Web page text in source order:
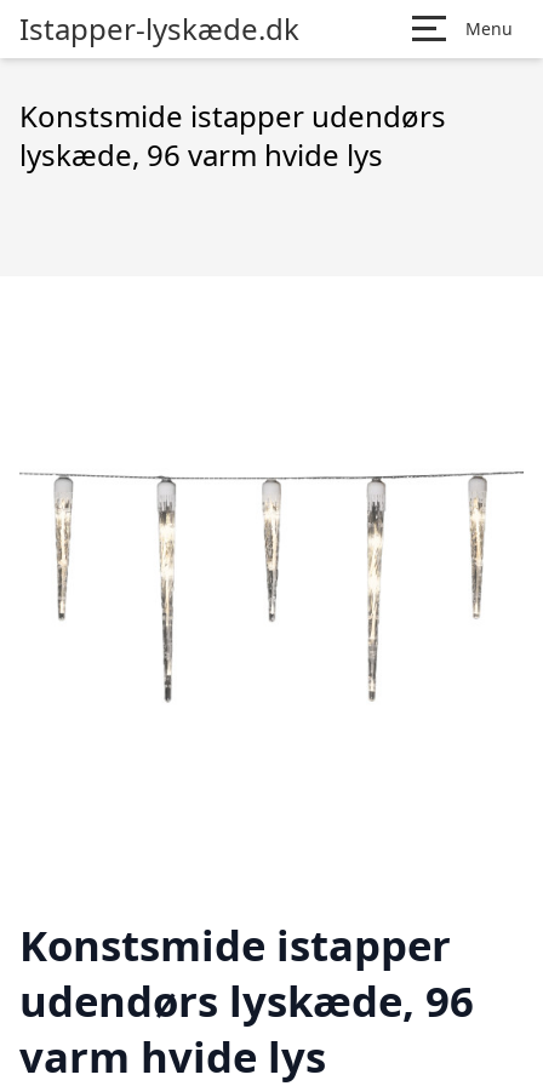
Istapper-lyskæde.dk Menu
Konstsmide istapper udendørs
lyskæde, 96 varm hvide lys
Konstsmide istapper
udendørs lyskæde, 96
varm hvide lys